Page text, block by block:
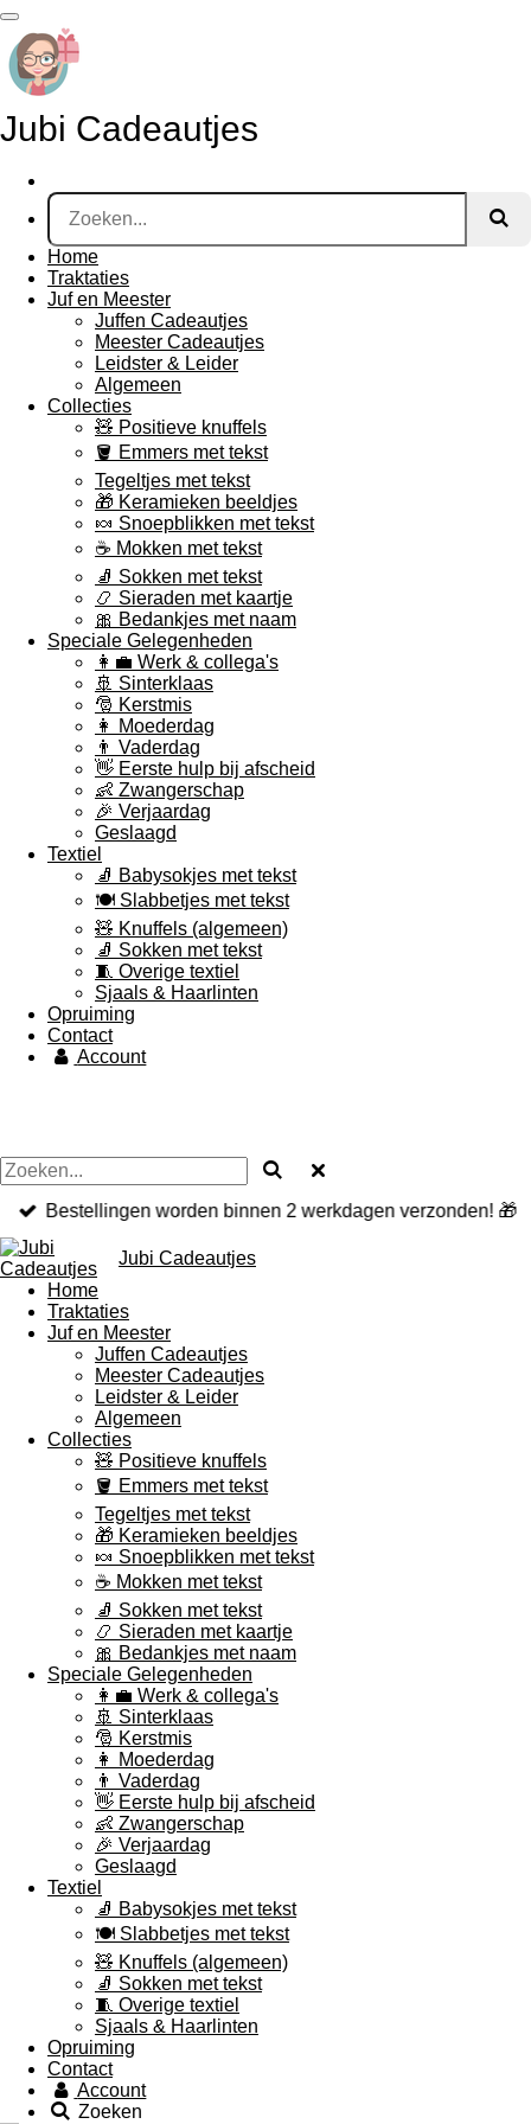
Ga
direct
naar
de
Jubi Cadeautjes
Home
Traktaties
Juf en Meester
Juffen Cadeautjes
Meester Cadeautjes
Leidster & Leider
Algemeen
Collecties
🧸 Positieve knuffels
🪣 Emmers met tekst
Tegeltjes met tekst
🎁 Keramieken beeldjes
🍬 Snoepblikken met tekst
☕ Mokken met tekst
🧦 Sokken met tekst
📿 Sieraden met kaartje
🎀 Bedankjes met naam
Speciale Gelegenheden
👩‍💼 Werk & collega's
🚢 Sinterklaas
🎅 Kerstmis
👩 Moederdag
👨 Vaderdag
👋 Eerste hulp bij afscheid
👶 Zwangerschap
🎉 Verjaardag
Geslaagd
Textiel
🧦 Babysokjes met tekst
🍽️ Slabbetjes met tekst
🧸 Knuffels (algemeen)
🧦 Sokken met tekst
🧵 Overige textiel
Sjaals & Haarlinten
Opruiming
Contact
Account
Bestellingen worden binnen 2 werkdagen verzonden! 🎁
Jubi Cadeautjes
Home
Traktaties
Juf en Meester
Juffen Cadeautjes
Meester Cadeautjes
Leidster & Leider
Algemeen
Collecties
🧸 Positieve knuffels
🪣 Emmers met tekst
Tegeltjes met tekst
🎁 Keramieken beeldjes
🍬 Snoepblikken met tekst
☕ Mokken met tekst
🧦 Sokken met tekst
📿 Sieraden met kaartje
🎀 Bedankjes met naam
Speciale Gelegenheden
👩‍💼 Werk & collega's
🚢 Sinterklaas
🎅 Kerstmis
👩 Moederdag
👨 Vaderdag
👋 Eerste hulp bij afscheid
👶 Zwangerschap
🎉 Verjaardag
Geslaagd
Textiel
🧦 Babysokjes met tekst
🍽️ Slabbetjes met tekst
🧸 Knuffels (algemeen)
🧦 Sokken met tekst
🧵 Overige textiel
Sjaals & Haarlinten
Opruiming
Contact
Account
Zoeken